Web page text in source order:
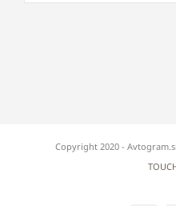
Copyright 2020 -